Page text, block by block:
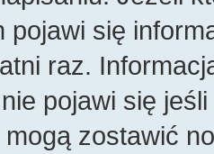
pojawi się
raz.
pojawi się
zostawić